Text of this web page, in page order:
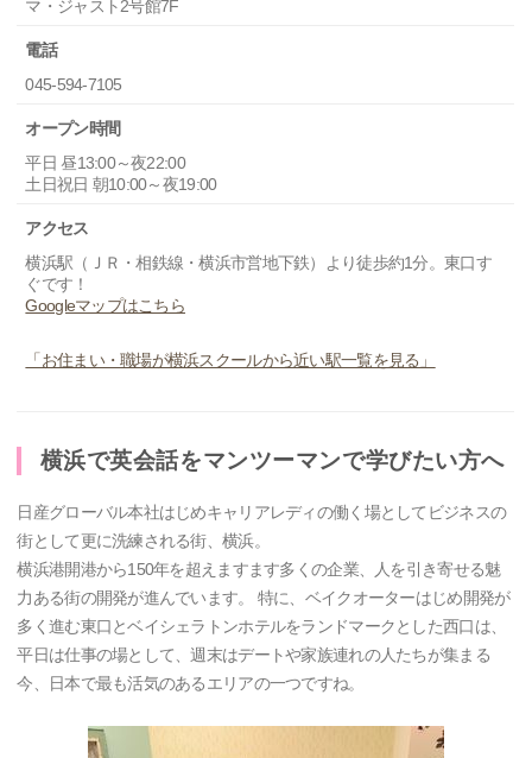
マ・ジャスト2号館7F
電話
045-594-7105
オープン時間
平日 昼13:00～夜22:00
土日祝日 朝10:00～夜19:00
アクセス
横浜駅（ＪＲ・相鉄線・横浜市営地下鉄）より徒歩約1分。東口す
ぐです！
Googleマップはこちら
「お住まい・職場が横浜スクールから近い駅一覧を見る」
横浜で英会話をマンツーマンで学びたい方へ
日産グローバル本社はじめキャリアレディの働く場としてビジネスの
街として更に洗練される街、横浜。
横浜港開港から150年を超えますます多くの企業、人を引き寄せる魅
力ある街の開発が進んでいます。 特に、ベイクオーターはじめ開発が
多く進む東口とベイシェラトンホテルをランドマークとした西口は、
平日は仕事の場として、週末はデートや家族連れの人たちが集まる
今、日本で最も活気のあるエリアの一つですね。